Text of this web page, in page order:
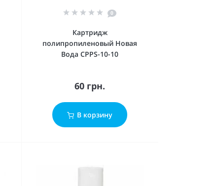
0
Картридж
полипропиленовый Новая
Вода CPPS-10-10
60 грн.
В корзину